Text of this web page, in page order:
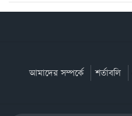
আমাদের সম্পর্কে শর্তাবলি